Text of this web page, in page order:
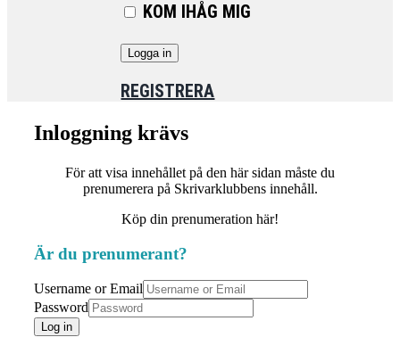
KOM IHÅG MIG
REGISTRERA
Inloggning krävs
För att visa innehållet på den här sidan måste du
prenumerera på Skrivarklubbens innehåll.
Köp din prenumeration här!
Är du prenumerant?
Username or Email
Password
Log in